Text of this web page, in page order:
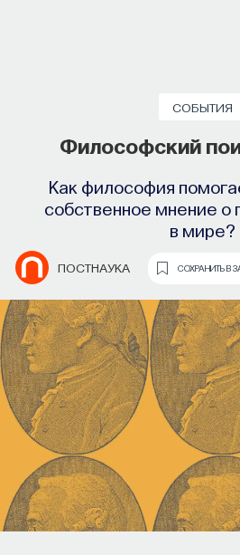
СОБЫТИЯ
Философский
Как философия
собственное мнение
в мире?
ПОСТНАУКА СОХРАНИТЬ В
в рамках его жанрового
категорию «менструальных
далее. Очень важно, что
строится не на открытиях
(что характерно, скажем,
которые часто невозможно
как это зависит от таланта
а на подробном
к академической литературе,
методологии современной
и обширных познаний в кино.
что эта и прочие книги,
лишь малая толика того, что
только в сфере
анализу одного фильма.
когда-нибудь такая серия
и в России. А пока что